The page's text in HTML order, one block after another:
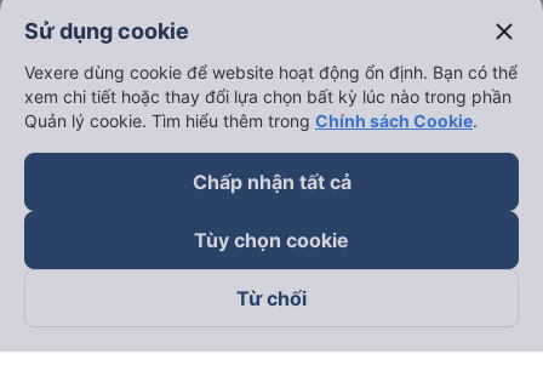
Sử dụng cookie close
Vexere dùng cookie để website hoạt động ổn định. Bạn có thể
xem chi tiết hoặc thay đổi lựa chọn bất kỳ lúc nào trong phần
Quản lý cookie. Tìm hiểu thêm trong Chính sách Cookie.
Chấp nhận tất cả
Tùy chọn cookie
Từ chối